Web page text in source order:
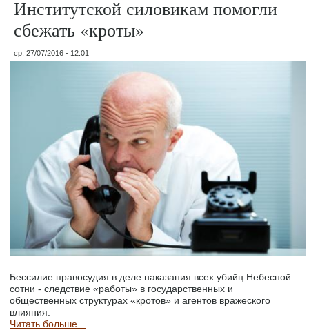
Институтской силовикам помогли
сбежать «кроты»
ср, 27/07/2016 - 12:01
Бессилие правосудия в деле наказания всех убийц Небесной
сотни - следствие «работы» в государственных и
общественных структурах «кротов» и агентов вражеского
влияния.
Читать больше...